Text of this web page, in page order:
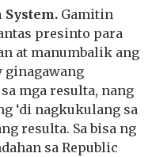
Gamitin
presinto para
at manumbalik ang
ginagawang
mga resulta, nang
‘di nagkukulang sa
resulta. Sa bisa ng
sa Republic